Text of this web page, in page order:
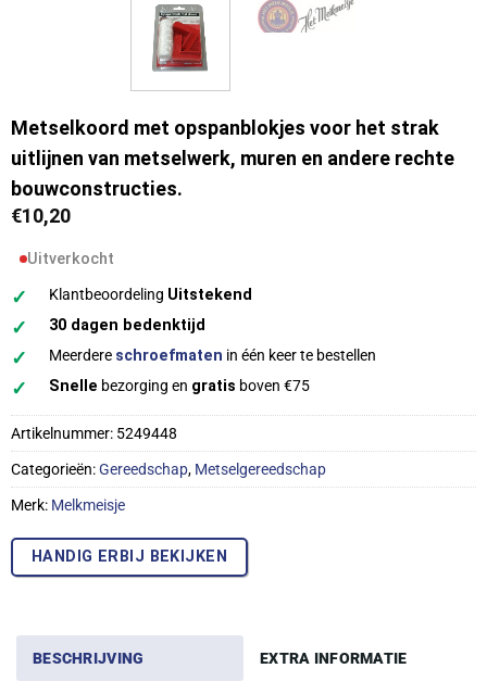
Metselkoord met opspanblokjes voor het strak
uitlijnen van metselwerk, muren en andere rechte
bouwconstructies.
€10,20
Uitverkocht
✓ Klantbeoordeling Uitstekend
✓ 30 dagen bedenktijd
✓ Meerdere schroefmaten in één keer te bestellen
✓ Snelle bezorging en gratis boven €75
Artikelnummer: 5249448
Categorieën:Gereedschap, Metselgereedschap
Merk: Melkmeisje
HANDIG ERBIJ BEKIJKEN
BESCHRIJVING EXTRA INFORMATIE